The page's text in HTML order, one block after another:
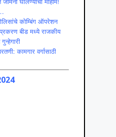
कोम्बिंग ऑपरेशन
बीड मध्ये राजकीय
कामगार वर्गासाठी